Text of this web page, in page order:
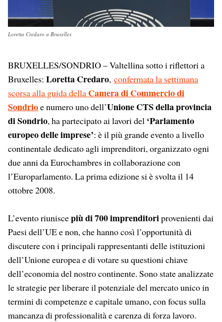
Loretta Credaro a Bruxelles
BRUXELLES/SONDRIO – Valtellina sotto i riflettori a
Bruxelles: Loretta Credaro, confermata la settimana
scorsa alla guida della Camera di Commercio di
Sondrioe numero uno dell’Unione CTSdella provincia
di Sondrio, ha partecipato ai lavori del ‘Parlamento
europeo delle imprese’: è il più grande evento a livello
continentale dedicato agli imprenditori, organizzato ogni
due anni da Eurochambres in collaborazione con
l’Europarlamento. La prima edizione si è svolta il 14
ottobre 2008.
L’evento riuniscepiù di 700 imprenditoriprovenienti dai
Paesi dell’UE e non, che hanno così l’opportunità di
discutere con i principali rappresentanti delle istituzioni
dell’Unione europea e di votare su questioni chiave
dell’economia del nostro continente. Sono state analizzate
le strategie per liberare il potenziale del mercato unico in
termini di competenze e capitale umano, con focus sulla
mancanza di professionalità e carenza di forza lavoro.